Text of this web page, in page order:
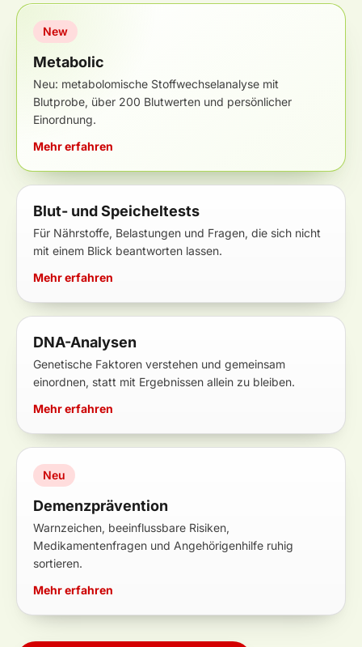
New
Metabolic
Neu: metabolomische Stoffwechselanalyse mit
Blutprobe, über 200 Blutwerten und persönlicher
Einordnung.
Mehr erfahren
Blut- und Speicheltests
Für Nährstoffe, Belastungen und Fragen, die sich nicht
mit einem Blick beantworten lassen.
Mehr erfahren
DNA-Analysen
Genetische Faktoren verstehen und gemeinsam
einordnen, statt mit Ergebnissen allein zu bleiben.
Mehr erfahren
Neu
Demenzprävention
Warnzeichen, beeinflussbare Risiken,
Medikamentenfragen und Angehörigenhilfe ruhig
sortieren.
Mehr erfahren